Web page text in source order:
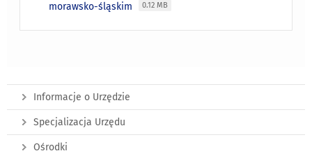
morawsko-śląskim
0.12 MB
Informacje o Urzędzie
Specjalizacja Urzędu
Ośrodki